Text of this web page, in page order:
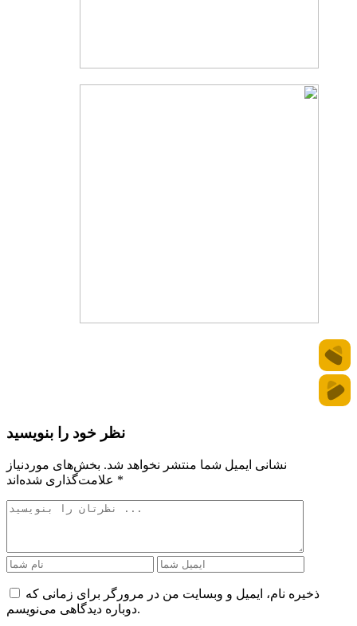
نظر خود را بنویسید
نشانی ایمیل شما منتشر نخواهد شد. بخش‌های موردنیاز
*
ذخیره نام، ایمیل و وبسایت من در مرورگر برای زمانی که
دوباره دیدگاهی می‌نویسم.